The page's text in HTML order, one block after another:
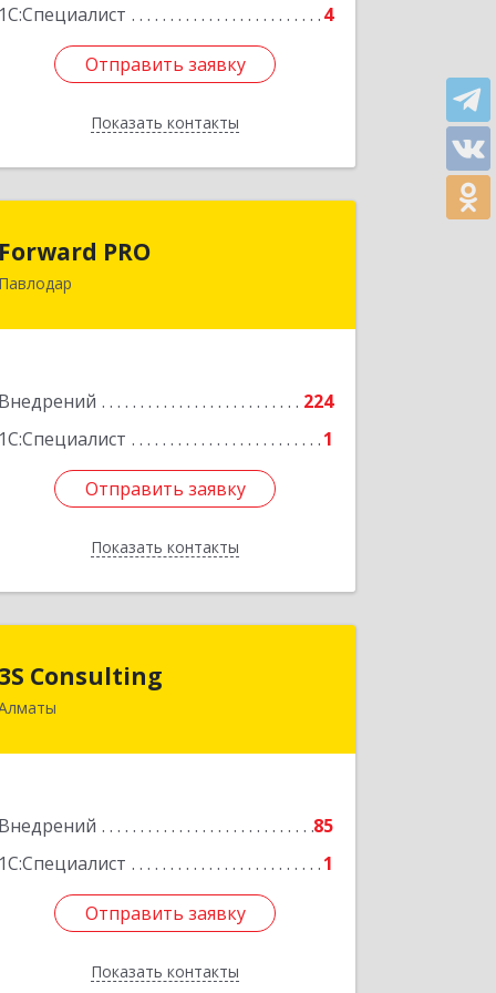
1С:Специалист
4
Отправить заявку
Показать контакты
Отправить заявку
Назад
Forward PRO
Павлодар
Внедрений
224
1С:Специалист
1
Отправить заявку
Показать контакты
140000, РК, город Павлодар, улица
Отправить заявку
Назад
3S Consulting
Внедрений
85
1С:Специалист
1
Отправить заявку
Показать контакты
Отправить заявку
Назад